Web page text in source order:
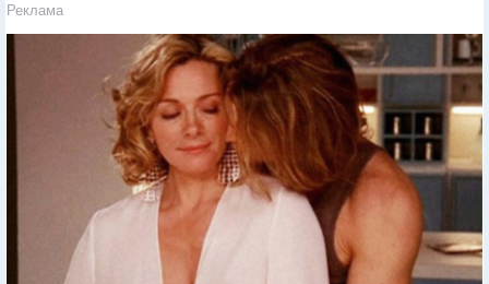
Реклама